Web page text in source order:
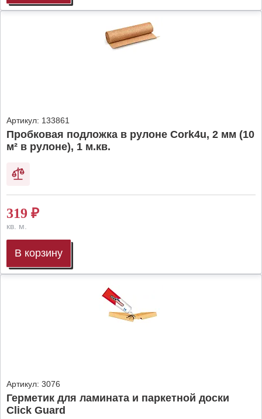
Артикул: 133861
Пробковая подложка в рулоне Cork4u, 2 мм (10
м² в рулоне), 1 м.кв.
319 ₽
кв. м.
В корзину
Артикул: 3076
Герметик для ламината и паркетной доски
Click Guard